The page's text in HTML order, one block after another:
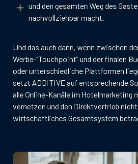
und den gesamten Weg des
nachvollziehbar macht.
Und das auch dann, wenn zwischen
Werbe-”Touchpoint” und der finalen
oder unterschiedliche Plattformen
setzt ADDITIVE auf entsprechende
alle Online-Kanäle im Hotelmarketing
vernetzen und den Direktvertrieb
wirtschaftliches Gesamtsystem